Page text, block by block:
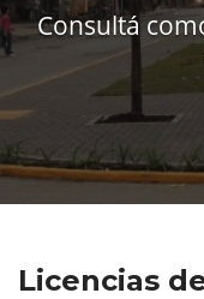
Consultá
Licencias